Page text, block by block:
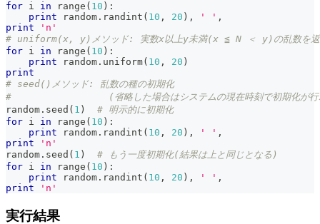
for i in range ( 10 ) :
print random . randint ( 10 , 20 ) , ' ' ,
print
'n'
# uniform(x, y)メソッド: 実数x以上y未満(x ≦ N ＜ y)の乱数を返
for i in range ( 10 ) :
print random . uniform( 10 , 20 )
print
# seed()メソッド: 乱数の種の初期化
#                 (省略した場合はシステムの現在時刻で初期化が行
random . seed ( 1 )
# 明示的に初期化
for i in range ( 10 ) :
print random . randint ( 10 , 20 ) , ' ' ,
print
'n'
random . seed ( 1 )
# もう一度初期化(結果は上と同じとなる)
for i in range ( 10 ) :
print random . randint ( 10 , 20 ) , ' ' ,
print
'n'
実行結果